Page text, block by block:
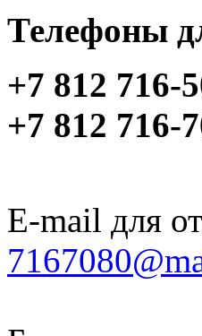
Телефоны
+7 812 716-
+7 812 716-
E-mail для